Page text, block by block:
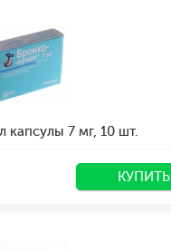
капсулы 7 мг, 10 шт.
КУПИТЬ